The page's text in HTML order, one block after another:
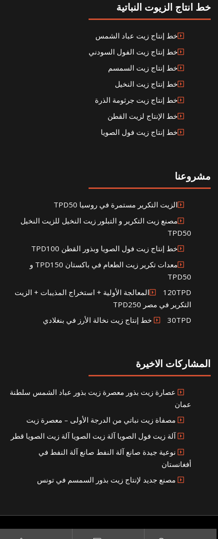
خط انتاج الزيوت النباتية
خط إنتاج زيت عباد الشمس
خط إنتاج زيت الفول السودني
خط إنتاج زيت السمسم
خط إنتاج زيت النخيل
خط إنتاج زيت جرثومة الذرة
خط الإنتاج لزيت القطن
خط إنتاج زيت فول الصويا
مشروعنا
الزيت التكرير مستمرة في روسيا TPD50
مصنع زيت التكرير و التبلور زيت النخيل للزيت النخيل
TPD50
خط إنتاج زيت فول الصويا وبذور القطن TPD100
معدات تكرير زيت الطعام في باكستان TPD150 و
TPD50
120TPDالمعالجة الأولية + استخراج المذيبات + الزيت
التكرير في مصر TPD250
30TPD خط إنتاج زيت نخالة الأرز في بنغلادي
المشاركات الاخيرة
عصارة زيت بذور معصرة زيت بذور عباد الشمس سلطنة
عمان
مصفاة زيت نباتي من الدرجة الأولى – معصرة زيت
آلة زيت فول الصويا آلة زيت الصويا آلة زيت الصويا قطر
نوعية جيدة صانع آلة النفط صانع آلة النفط في
أفغانستان
مصنع جديد لإنتاج زيت بذور السمسم في تونس